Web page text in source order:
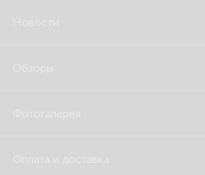
Новости
Обзоры
Фотогалерея
Оплата и доставка